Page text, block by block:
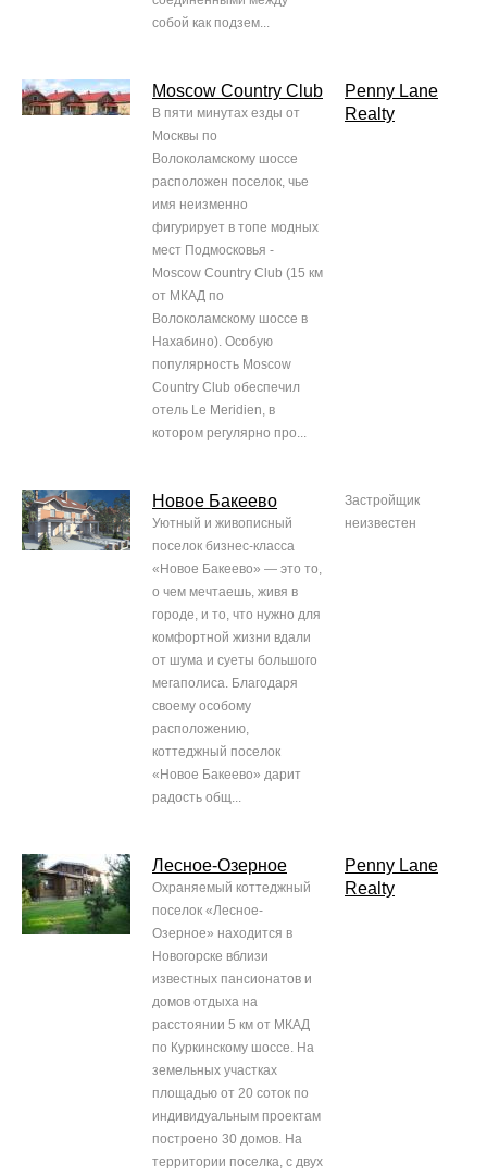
собой как подзем...
Moscow Country Club
В пяти минутах езды от
Москвы по
Волоколамскому шоссе
расположен поселок, чье
имя неизменно
фигурирует в топе модных
мест Подмосковья -
Moscow Country Club (15 км
от МКАД по
Волоколамскому шоссе в
Нахабино). Особую
популярность Moscow
Country Club обеспечил
отель Le Meridien, в
котором регулярно про...
Penny Lane
Realty
Новое Бакеево
Уютный и живописный
поселок бизнес-класса
«Новое Бакеево» — это то,
о чем мечтаешь, живя в
городе, и то, что нужно для
комфортной жизни вдали
от шума и суеты большого
мегаполиса. Благодаря
своему особому
расположению,
коттеджный поселок
«Новое Бакеево» дарит
радость общ...
Застройщик
неизвестен
Лесное-Озерное
Охраняемый коттеджный
поселок «Лесное-
Озерное» находится в
Новогорске вблизи
известных пансионатов и
домов отдыха на
расстоянии 5 км от МКАД
по Куркинскому шоссе. На
земельных участках
площадью от 20 соток по
индивидуальным проектам
построено 30 домов. На
территории поселка, с двух
Penny Lane
Realty